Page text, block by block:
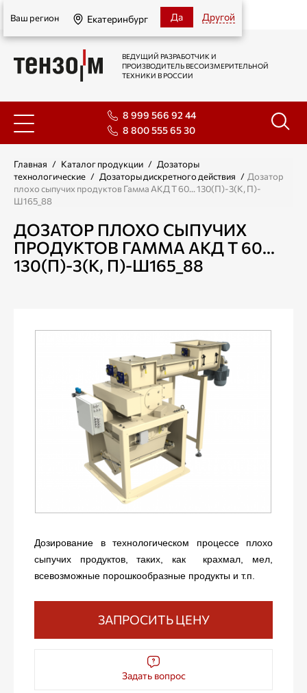
Екатеринбург
Ваш регион Екатеринбург Да Другой
ВЕДУЩИЙ РАЗРАБОТЧИК И
ПРОИЗВОДИТЕЛЬ ВЕСОИЗМЕРИТЕЛЬНОЙ
ТЕХНИКИ В РОССИИ
8 999 566 92 44
8 800 555 65 30
Главная / Каталог продукции / Дозаторы
технологические / Дозаторы дискретного действия / Дозатор
плохо сыпучих продуктов Гамма АКД Т 60... 130(П)-3(К, П)-
Ш165_88
ДОЗАТОР ПЛОХО СЫПУЧИХ
ПРОДУКТОВ ГАММА АКД Т 60...
130(П)-3(К, П)-Ш165_88
Дозирование в технологическом процессе плохо
сыпучих продуктов, таких, как крахмал, мел,
всевозможные порошкообразные продукты и т.п.
Задать вопрос
ЗАПРОСИТЬ ЦЕНУ